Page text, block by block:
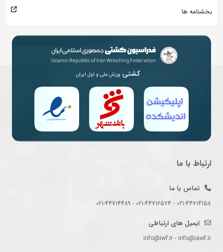
بخشنامه ها
کشتی ورزش ملی و اول ایران
ارتباط با ما
تماس با ما
021-44714158 - 021-44716574 - 021-44714489
ایمیل های ارتباطی
info@iwf.ir - info@iawf.ir